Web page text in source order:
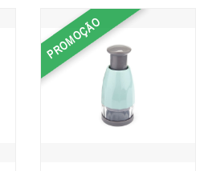
PROMOÇÃO